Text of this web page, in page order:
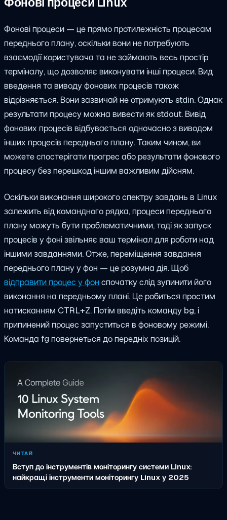
Фонові процеси — це прямо протилежність процесам
переднього плану, оскільки вони не потребують
взаємодії користувача та не займають весь простір
терміналу, що дозволяє виконувати інші процеси. Вид
введення та виводу фонових процесів також
відрізняється. Вони зазвичай не отримують stdin. Однак
результати процесу можна вивести як stdout. Вивід
фонових процесів відбувається одночасно з виводом
інших процесів переднього плану. Таким чином, ви
можете спостерігати прогрес або результати фонового
процесу без перешкод іншим важливим дійсням.
Оскільки виконання широкого спектру завдань в Linux
залежить від командного рядка, процеси переднього
плану можуть бути проблематичними, тоді як запуск
процесів у фоні звільняє ваш термінал для роботи над
іншими завданнями. Отже, переміщення завдання
переднього плану у фон — це розумна дія. Щоб
відправити процес у фон спочатку слід зупинити його
виконання на передньому плані. Це робиться простим
натисканням CTRL+Z. Потім введіть команду bg, і
припинений процес запуститься в фоновому режимі.
Команда fg повернеться до передніх позицій.
ЧИТАЙ
Вступ до інструментів моніторингу системи Linux:
найкращі інструменти моніторингу Linux у 2025